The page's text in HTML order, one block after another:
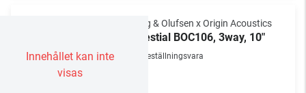
Innehållet kan inte
visas
Bang & Olufsen x Origin Acoustics
Celestial BOC106, 3way, 10"
Beställningsvara